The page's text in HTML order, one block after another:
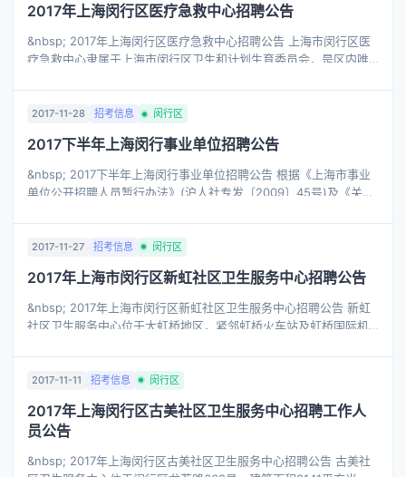
2017年上海闵行区医疗急救中心招聘公告
&nbsp; 2017年上海闵行区医疗急救中心招聘公告 上海市闵行区医
疗急救中心隶属于上海市闵行区卫生和计划生育委员会，是区内唯
口的院前急救、危急 ...
2017-11-28 招考信息 闵行区
2017下半年上海闵行事业单位招聘公告
&nbsp; 2017下半年上海闵行事业单位招聘公告 根据《上海市事业
单位公开招聘人员暂行办法》(沪人社专发〔2009〕45号)及《关于
社规〔2017〕6号)， ...
2017-11-27 招考信息 闵行区
2017年上海市闵行区新虹社区卫生服务中心招聘公告
&nbsp; 2017年上海市闵行区新虹社区卫生服务中心招聘公告 新虹
社区卫生服务中心位于大虹桥地区，紧邻虹桥火车站及虹桥国际机
指导服务为一体的社区 ...
2017-11-11 招考信息 闵行区
2017年上海闵行区古美社区卫生服务中心招聘工作人
员公告
&nbsp; 2017年上海闵行区古美社区卫生服务中心招聘公告 古美社